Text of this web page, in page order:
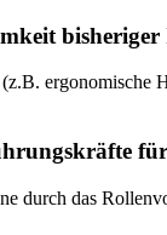
ergonomische
durch das